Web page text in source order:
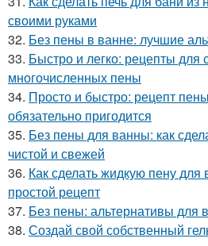
своими руками
32. Без пены в ванне: лучшие
33. Быстро и легко: рецепты для
многочисленных пены
34. Просто и быстро: рецепт
обязательно пригодится
35. Без пены для ванны: как
чистой и свежей
36. Как сделать жидкую пену
простой рецепт
37. Без пены: альтернативы для
38. Создай свой собственный